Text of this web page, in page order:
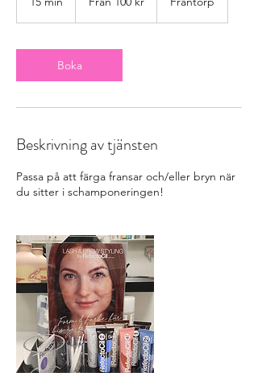
i
n
svenska
Boka
Beskrivning av tjänsten
Passa på att färga fransar och/eller bryn när
du sitter i schamponeringen!